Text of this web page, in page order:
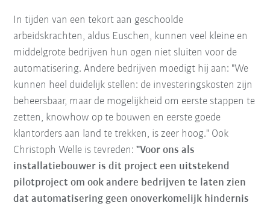
In tijden van een tekort aan geschoolde
arbeidskrachten, aldus Euschen, kunnen veel kleine en
middelgrote bedrijven hun ogen niet sluiten voor de
automatisering. Andere bedrijven moedigt hij aan: "We
kunnen heel duidelijk stellen: de investeringskosten zijn
beheersbaar, maar de mogelijkheid om eerste stappen te
zetten, knowhow op te bouwen en eerste goede
klantorders aan land te trekken, is zeer hoog." Ook
Christoph Welle is tevreden:"Voor ons als
installatiebouwer is dit project een uitstekend
pilotproject om ook andere bedrijven te laten zien
dat automatisering geen onoverkomelijk hindernis